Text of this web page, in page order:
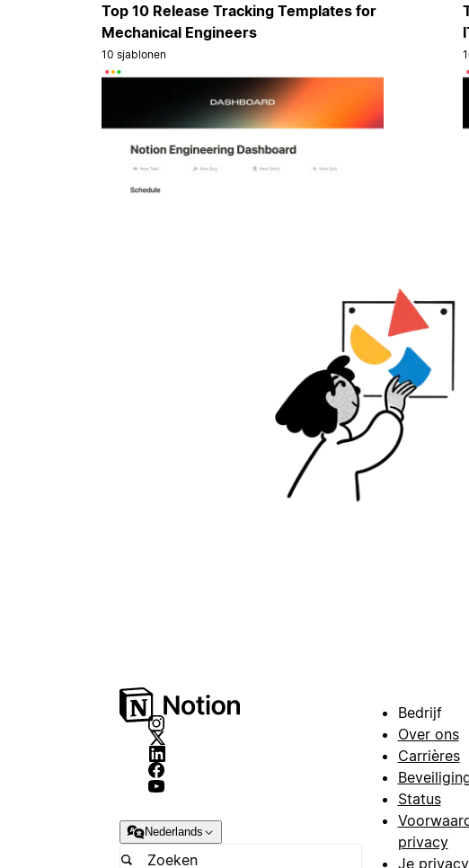
Top 10 Release Tracking Templates for
Mechanical Engineers
10 sjablonen
Nederlands
Bedrijf
Over ons
Carrières
Status
privacy
Je